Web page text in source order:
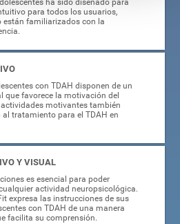
ha sido diseñado para
para todos los usuarios,
están familiarizados con la
con TDAH disponen de un
que favorece la motivación del
motivantes también
tratamiento para el TDAH en
Y VISUAL
es esencial para poder
actividad neuropsicológica.
expresa las instrucciones de sus
con TDAH de una manera
facilita su comprensión.